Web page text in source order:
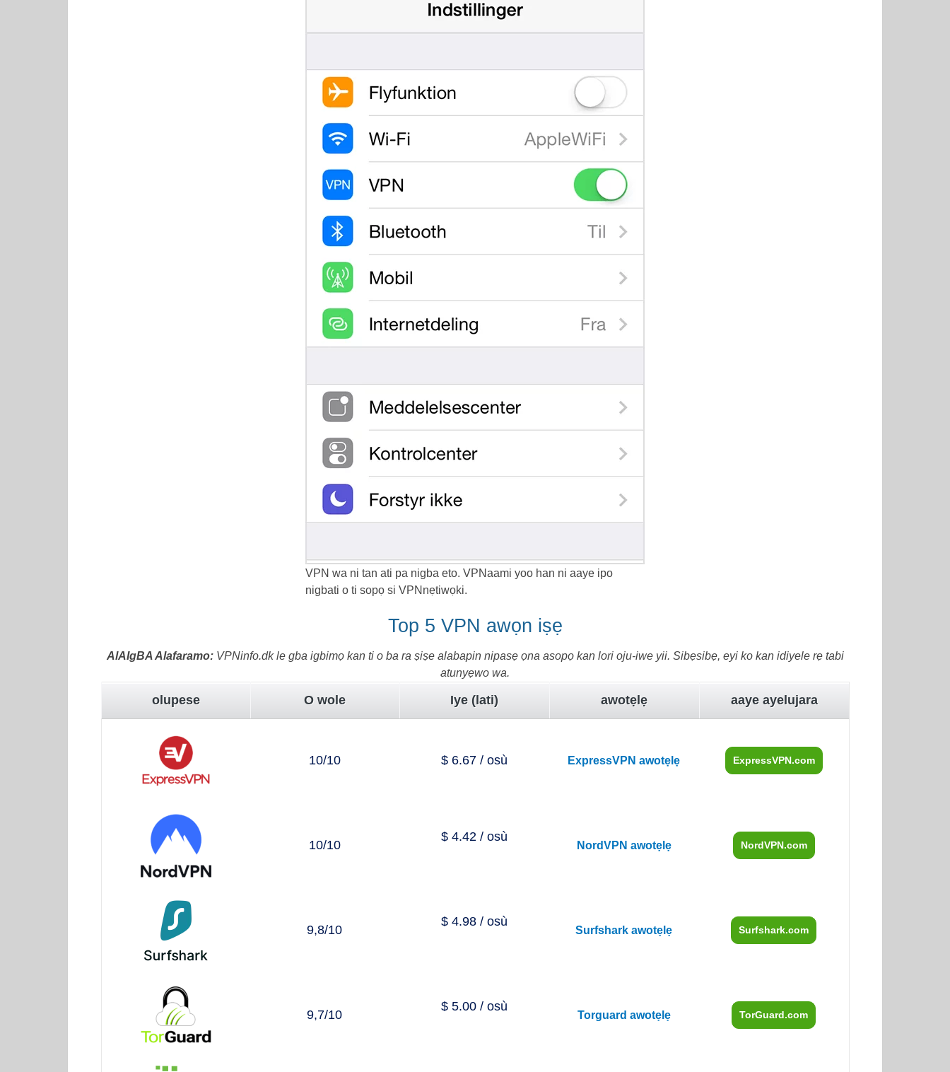
VPN wa ni tan ati pa nigba eto. VPNaami yoo han ni aaye ipo
nigbati o ti sopọ si VPNnẹtiwọki.
Top 5 VPN awọn iṣẹ
AlAIgBA Alafaramo:VPNinfo.dk le gba igbimọ kan ti o ba ra ṣiṣe alabapin nipasẹ ọna asopọ kan lori oju-iwe yii. Sibẹsibẹ, eyi ko kan idiyele rẹ tabi
atunyẹwo wa.
olupese O wole Iye (lati) awotẹlẹ aaye ayelujara
10/10 $ 6.67 / osù ExpressVPN awotẹlẹ ExpressVPN.com
10/10
$ 4.42 / osù
NordVPN awotẹlẹ NordVPN.com
9,8/10
$ 4.98 / osù
Surfshark awotẹlẹ Surfshark.com
9,7/10
$ 5.00 / osù
Torguard awotẹlẹ TorGuard.com